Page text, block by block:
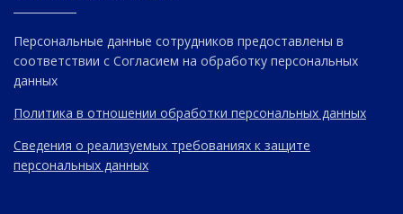
Персональные данные сотрудников предоставлены в
соответствии с Согласием на обработку персональных
данных
Политика в отношении обработки персональных данных
Сведения о реализуемых требованиях к защите
персональных данных